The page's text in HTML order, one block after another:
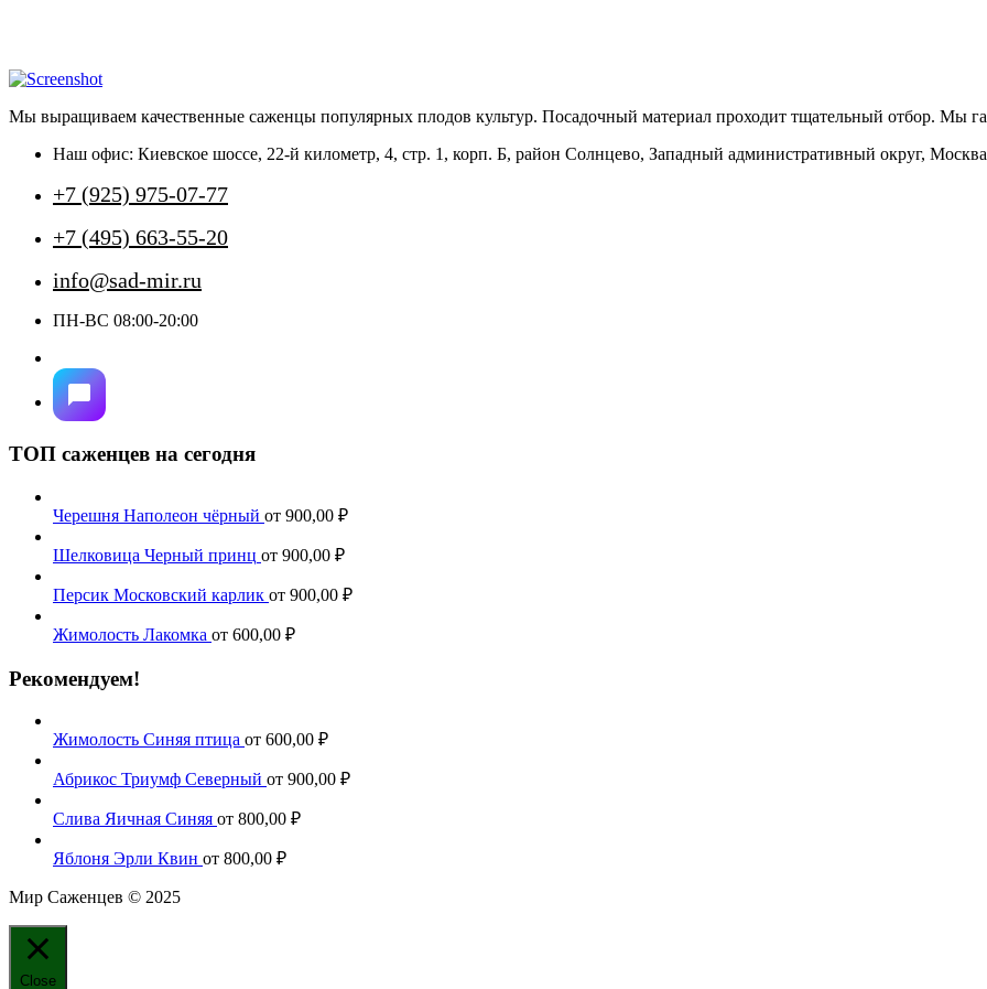
выбрать
на
странице
товара.
можно
выбрать
на
странице
можно
выбрать
на
странице
Мы выращиваем качественные саженцы популярных плодов культур. Посадочный материал проходит тщательный отбор. Мы
Наш офис: Киевское шоссе, 22-й километр, 4, стр. 1, корп. Б, район Солнцево, Западный административный округ, Москва
+7 (925) 975-07-77
+7 (495) 663-55-20
info@sad-mir.ru
ПН-ВС 08:00-20:00
ТОП саженцев на сегодня
Черешня Наполеон чёрный от 900,00 ₽
Шелковица Черный принц от 900,00 ₽
Персик Московский карлик от 900,00 ₽
Жимолость Лакомка от 600,00 ₽
Рекомендуем!
Жимолость Синяя птица от 600,00 ₽
Абрикос Триумф Северный от 900,00 ₽
Слива Яичная Синяя от 800,00 ₽
Яблоня Эрли Квин от 800,00 ₽
Мир Саженцев © 2025
Close